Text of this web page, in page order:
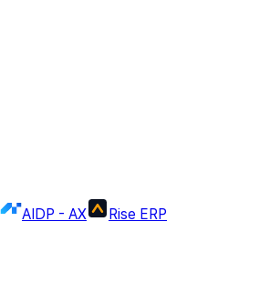
AIDP - AX Rise ERP